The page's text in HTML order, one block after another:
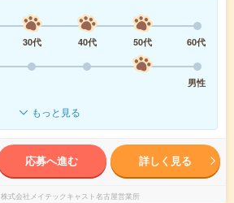
30代 40代 50代
60代
男性
もっと見る
応募へ進む 詳しく見る
株式会社メイテックキャスト名古屋営業所